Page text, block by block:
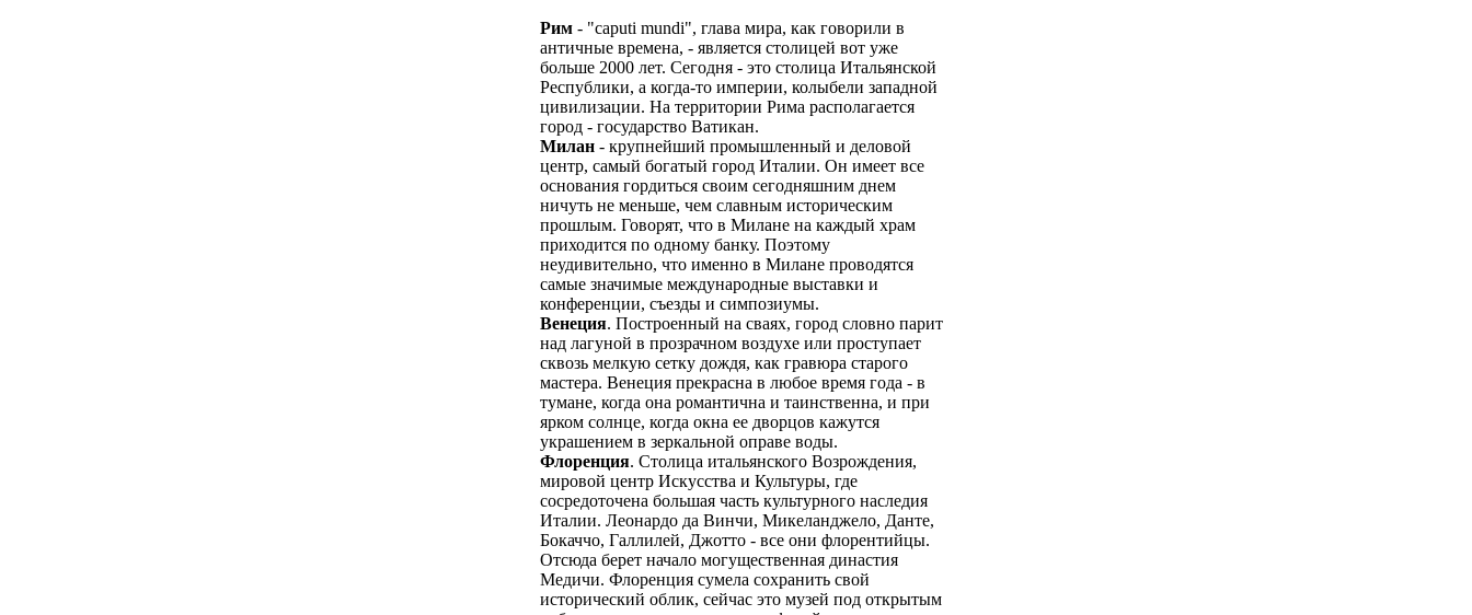
Рим- "caputi mundi", глава мира, как говорили в
античные времена, - является столицей вот уже
больше 2000 лет. Сегодня - это столица Итальянской
Республики, а когда-то империи, колыбели западной
цивилизации. На территории Рима располагается
город - государство Ватикан.
Милан- крупнейший промышленный и деловой
центр, самый богатый город Италии. Он имеет все
основания гордиться своим сегодняшним днем
ничуть не меньше, чем славным историческим
прошлым. Говорят, что в Милане на каждый храм
приходится по одному банку. Поэтому
неудивительно, что именно в Милане проводятся
самые значимые международные выставки и
конференции, съезды и симпозиумы.
Венеция. Построенный на сваях, город словно парит
над лагуной в прозрачном воздухе или проступает
сквозь мелкую сетку дождя, как гравюра старого
мастера. Венеция прекрасна в любое время года - в
тумане, когда она романтична и таинственна, и при
ярком солнце, когда окна ее дворцов кажутся
украшением в зеркальной оправе воды.
Флоренция. Столица итальянского Возрождения,
мировой центр Искусства и Культуры, где
сосредоточена большая часть культурного наследия
Италии. Леонардо да Винчи, Микеланджело, Данте,
Бокаччо, Галлилей, Джотто - все они флорентийцы.
Отсюда берет начало могущественная династия
Медичи. Флоренция сумела сохранить свой
исторический облик, сейчас это музей под открытым